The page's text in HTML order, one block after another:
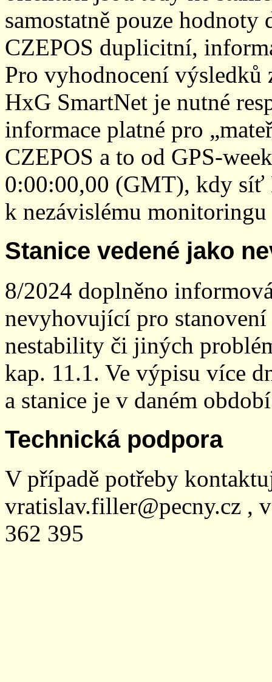
samostatně pouze
CZEPOS duplicitní,
Pro vyhodnocení
HxG SmartNet je nutné
informace platné pro
CZEPOS a to od GPS-
0:00:00,00 (GMT), kdy síť
k nezávislému
Stanice vedené jako
8/2024 doplněno
nevyhovující pro
nestability či jiných
kap. 11.1. Ve výpisu více
a stanice je v daném
Technická podpora
V případě potřeby
vratislav.filler@pecny.cz ,
362 395